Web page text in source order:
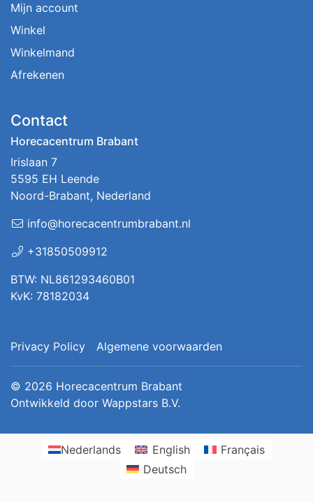
Mijn account
Winkel
Winkelmand
Afrekenen
Contact
Horecacentrum Brabant
Irislaan 7
5595 EH Leende
Noord-Brabant, Nederland
info@horecacentrumbrabant.nl
+31850509912
BTW: NL861293460B01
KvK: 78182034
Privacy Policy Algemene voorwaarden
© 2026 Horecacentrum Brabant
Ontwikkeld door Wappstars B.V.
Nederlands English
Français
Deutsch